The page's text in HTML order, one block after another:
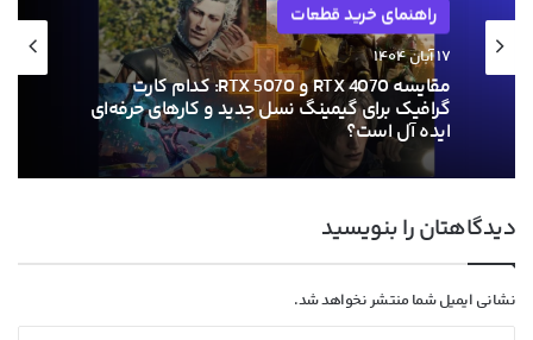
راهنمای خرید قطعات
۱۵ آبان ۱۴۰۴
مقایسه GTX 1660 و RX 580: کدام کارت گرافیک
استوک برای گیمینگ و کارهای گرافیکی مناسب‌تر
است؟
دیدگاهتان را بنویسید
نشانی ایمیل شما منتشر نخواهد شد.